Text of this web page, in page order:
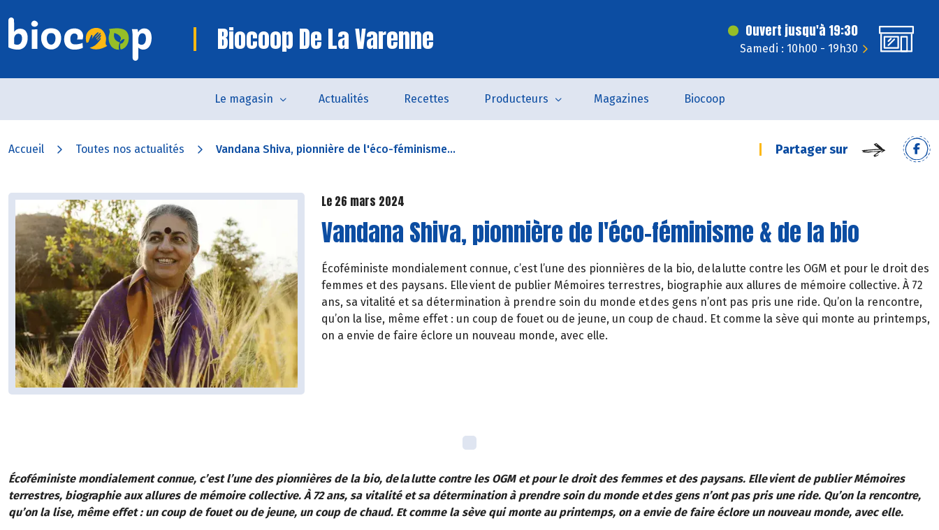
Biocoop De La Varenne Ouvert jusqu'à 19:30
Samedi : 10h00 - 19h30
Le magasin Actualités Recettes Producteurs Magazines Biocoop
Accueil Toutes nos actualités Vandana Shiva, pionnière de l'éco-féminisme... Partager sur
Le 26 mars 2024
Vandana Shiva, pionnière de l'éco-féminisme & de la bio
Écoféministe mondialement connue, c’est l’une des pionnières de la bio, de la lutte contre les OGM et pour le droit des
femmes et des paysans. Elle vient de publier Mémoires terrestres, biographie aux allures de mémoire collective. À 72
ans, sa vitalité et sa détermination à prendre soin du monde et des gens n’ont pas pris une ride. Qu’on la rencontre,
qu’on la lise, même effet : un coup de fouet ou de jeune, un coup de chaud. Et comme la sève qui monte au printemps,
on a envie de faire éclore un nouveau monde, avec elle.
Écoféministe mondialement connue, c’est l’une des pionnières de la bio, de la lutte contre les OGM et pour le droit des femmes et des paysans. Elle vient de publier Mémoires
terrestres, biographie aux allures de mémoire collective. À 72 ans, sa vitalité et sa détermination à prendre soin du monde et des gens n’ont pas pris une ride. Qu’on la rencontre,
qu’on la lise, même effet : un coup de fouet ou de jeune, un coup de chaud. Et comme la sève qui monte au printemps, on a envie de faire éclore un nouveau monde, avec elle.